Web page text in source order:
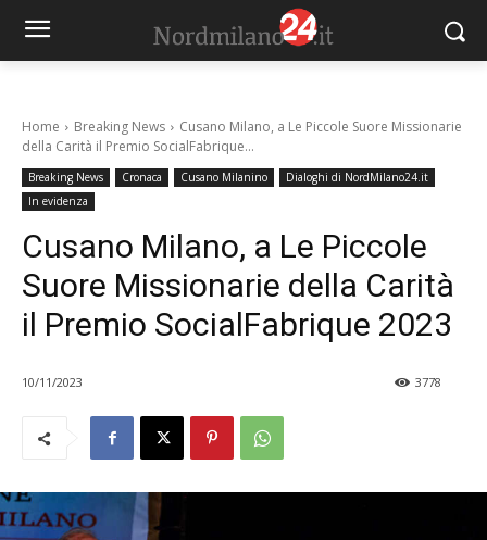
Home Breaking News
Cusano Milano, a Le Piccole Suore Missionarie
della Carità il Premio SocialFabrique...
Breaking News Cronaca Cusano Milanino
Dialoghi di NordMilano24.it
In evidenza
Cusano Milano, a Le Piccole
Suore Missionarie della Carità
il Premio SocialFabrique 2023
10/11/2023 3778